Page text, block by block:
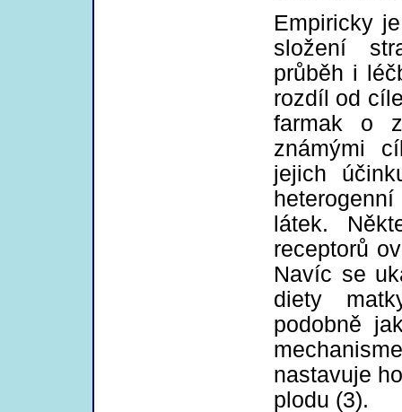
Empiricky
složení
průběh i
rozdíl od
farmak o
známými
jejich
látek.
receptorů
Navíc se
diety
podobně
nastavuje
plodu (3).